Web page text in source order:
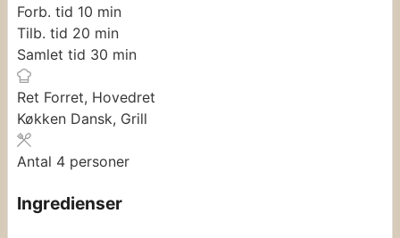
Forb. tid 10 minutter
min
Tilb. tid 20 minutter
min
Samlet tid 30 minutter
min
Ret Forret, Hovedret
Køkken Dansk, Grill
Antal 4 personer
Ingredienser